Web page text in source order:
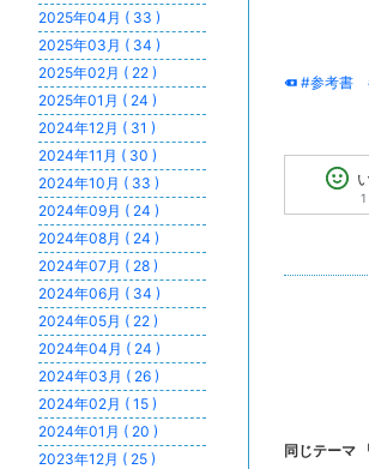
#参考書
1
同じテーマ
2025年04月 ( 33 )
2025年03月 ( 34 )
2025年02月 ( 22 )
2025年01月 ( 24 )
2024年12月 ( 31 )
2024年11月 ( 30 )
2024年10月 ( 33 )
2024年09月 ( 24 )
2024年08月 ( 24 )
2024年07月 ( 28 )
2024年06月 ( 34 )
2024年05月 ( 22 )
2024年04月 ( 24 )
2024年03月 ( 26 )
2024年02月 ( 15 )
2024年01月 ( 20 )
2023年12月 ( 25 )